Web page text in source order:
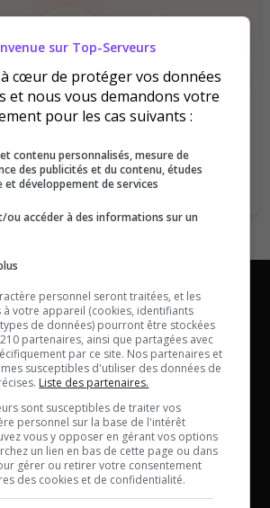
Empyrion
Nights
Enshrouded
être connecté pour pouvoir
un serveur !
S'inscrire
pour recevoir chaque semaine
sur Top-Serveurs
cœur de protéger vos données
et nous vous demandons votre
pour les cas suivants :
contenu personnalisés, mesure de
des publicités et du contenu, études
et développement de services
ou accéder à des informations sur un
personnel seront traitées, et les
votre appareil (cookies, identifiants
de données) pourront être stockées
partenaires, ainsi que partagées avec
par ce site. Nos partenaires et
susceptibles d'utiliser des données de
Liste des partenaires.
sont susceptibles de traiter vos
personnel sur la base de l'intérêt
vous y opposer en gérant vos options
un lien en bas de cette page ou dans
gérer ou retirer votre consentement
des cookies et de confidentialité.